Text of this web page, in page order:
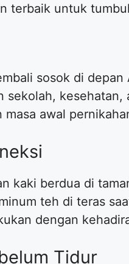
terbaik untuk
sosok di depan
kesehatan,
awal
kaki berdua di
teh di teras
dengan
Tidur